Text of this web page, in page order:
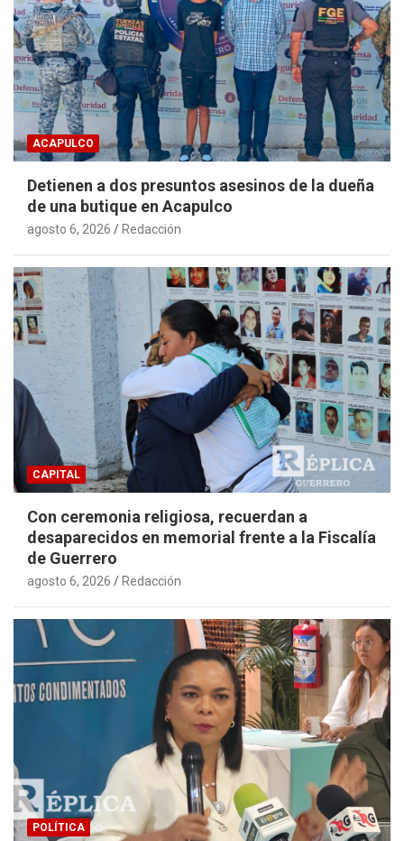
ACAPULCO
Detienen a dos presuntos asesinos de la dueña
de una butique en Acapulco
agosto 6, 2026 Redacción
CAPITAL
Con ceremonia religiosa, recuerdan a
desaparecidos en memorial frente a la Fiscalía
de Guerrero
agosto 6, 2026 Redacción
POLÍTICA